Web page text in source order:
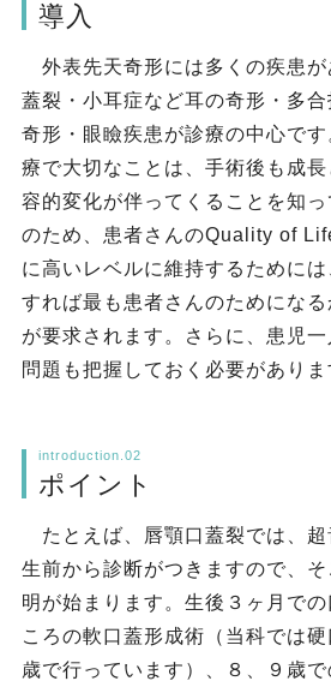
導入
外表先天奇形には多くの疾患が
蓋裂・小耳症など耳の奇形・多
奇形・眼瞼疾患が診療の中心で
療で大切なことは、手術後も成
容的変化が伴ってくることを知
のため、患者さんのQuality of
に高いレベルに維持するために
すれば最も患者さんのためにな
が要求されます。さらに、患児
問題も把握しておく必要がありま
introduction.02
ポイント
たとえば、唇顎口蓋裂では、超
生前から診断がつきますので、
明が始まります。生後３ヶ月で
ころの軟口蓋形成術（当科では
歳で行っています）、８、９歳で